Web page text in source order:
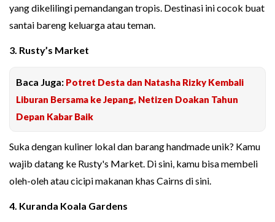
yang dikelilingi pemandangan tropis. Destinasi ini cocok buat
santai bareng keluarga atau teman.
3. Rusty’s Market
Baca Juga: Potret Desta dan Natasha Rizky Kembali
Liburan Bersama ke Jepang, Netizen Doakan Tahun
Depan Kabar Baik
Suka dengan kuliner lokal dan barang handmade unik? Kamu
wajib datang ke Rusty's Market. Di sini, kamu bisa membeli
oleh-oleh atau cicipi makanan khas Cairns di sini.
4. Kuranda Koala Gardens